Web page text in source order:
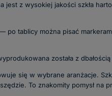
jest z wysokiej jakości szkła
po tablicy można pisać
została z
się w wybrane aranżacje.
To znakomity pomysł na